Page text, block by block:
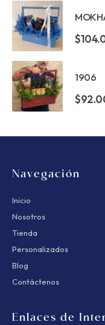
$
1906
$
Navegación
Inicio
Nosotros
Tienda
Personalizados
Blog
Contáctenos
Enlaces de